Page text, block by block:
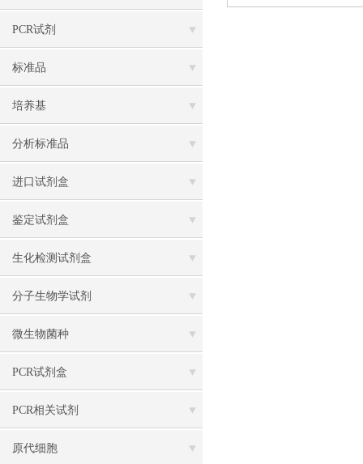
PCR试剂
标准品
培养基
分析标准品
进口试剂盒
鉴定试剂盒
生化检测试剂盒
分子生物学试剂
微生物菌种
PCR试剂盒
PCR相关试剂
原代细胞